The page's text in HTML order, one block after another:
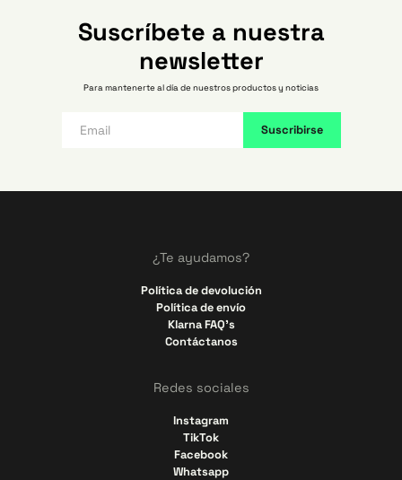
Suscríbete a nuestra
newsletter
Para mantenerte al día de nuestros productos y noticias
¿Te ayudamos?
Política de devolución
Política de envío
Klarna FAQ's
Contáctanos
Redes sociales
Instagram
TikTok
Facebook
Whatsapp